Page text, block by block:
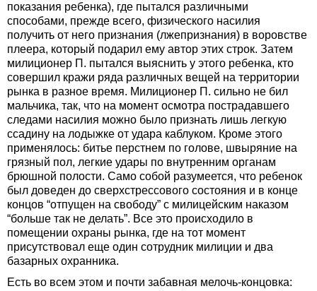
показания ребенка), где пытался различными
способами, прежде всего, физического насилия
получить от него признания (лжепризнания) в воровстве
плеера, который подарил ему автор этих строк. Затем
милиционер П. пытался выяснить у этого ребенка, кто
совершил кражи ряда различных вещей на территории
рынка в разное время. Милиционер П. сильно не бил
мальчика, так, что на момент осмотра пострадавшего
следами насилия можно было признать лишь легкую
ссадину на лодыжке от удара каблуком. Кроме этого
применялось: битье перстнем по голове, швыряние на
грязный пол, легкие удары по внутренним органам
брюшной полости. Само собой разумеется, что ребенок
был доведен до сверхстрессового состояния и в конце
концов “отпущен на свободу” с милицейским наказом
“больше так не делать”. Все это происходило в
помещении охраны рынка, где на тот момент
присутствовал еще один сотрудник милиции и два
базарных охранника.
Есть во всем этом и почти забавная мелочь-концовка: